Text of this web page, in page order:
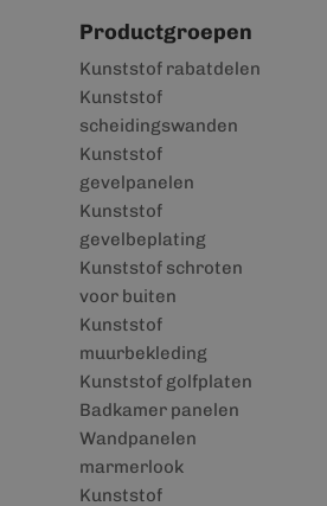
Productgroepen
Kunststof rabatdelen
Kunststof
scheidingswanden
Kunststof
gevelpanelen
Kunststof
gevelbeplating
Kunststof schroten
voor buiten
Kunststof
muurbekleding
Kunststof golfplaten
Badkamer panelen
Wandpanelen
marmerlook
Kunststof